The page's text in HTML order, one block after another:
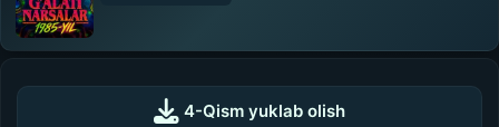
0:00/0:00
4-Qism yuklab olish